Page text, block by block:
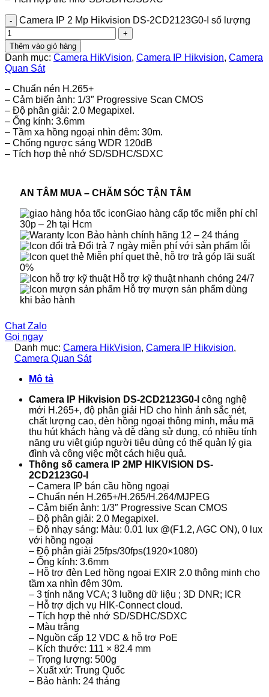
Camera IP 2 Mp Hikvision DS-2CD2123G0-I số lượng
Thêm vào giỏ hàng
Danh mục: Camera HikVision, Camera IP Hikvision, Camera
Quan Sát
– Chuẩn nén H.265+
– Cảm biến ảnh: 1/3″ Progressive Scan CMOS
– Độ phân giải: 2.0 Megapixel.
– Ống kính: 3.6mm
– Tầm xa hồng ngoại nhìn đêm: 30m.
– Chống ngược sáng WDR 120dB
– Tích hợp thẻ nhớ SD/SDHC/SDXC
AN TÂM MUA – CHĂM SÓC TẬN TÂM
Giao hàng cấp tốc miễn phí chỉ
30p – 2h tại Hcm
Bảo hành chính hãng 12 – 24 tháng
Đổi trả 7 ngày miễn phí với sản phẩm lỗi
Miễn phí quẹt thẻ, hỗ trợ trả góp lãi suất
0%
Hỗ trợ kỹ thuật nhanh chóng 24/7
Hỗ trợ mượn sản phẩm dùng
khi bảo hành
Chat Zalo
Gọi ngay
Danh mục: Camera HikVision, Camera IP Hikvision,
Camera Quan Sát
Mô tả
Camera IP Hikvision DS-2CD2123G0-I công nghệ
mới H.265+, độ phân giải HD cho hình ảnh sắc nét,
chất lượng cao, đèn hồng ngoại thông minh, mẫu mã
thu hút khách hàng và dễ dàng sử dụng, có nhiều tính
năng ưu việt giúp người tiêu dùng có thể quản lý gia
đình và công việc một cách hiệu quả.
Thông số camera IP 2MP HIKVISION DS-
2CD2123G0-I
– Camera IP bán cầu hồng ngoại
– Chuẩn nén H.265+/H.265/H.264/MJPEG
– Cảm biến ảnh: 1/3″ Progressive Scan CMOS
– Độ phân giải: 2.0 Megapixel.
– Độ nhạy sáng: Màu: 0.01 lux @(F1.2, AGC ON), 0 lux
với hồng ngoại
– Độ phân giải 25fps/30fps(1920×1080)
– Ống kính: 3.6mm
– Hỗ trợ đèn Led hồng ngoại EXIR 2.0 thông minh cho
tầm xa nhìn đêm 30m.
– 3 tính năng VCA; 3 luồng dữ liệu ; 3D DNR; ICR
– Hỗ trợ dịch vụ HIK-Connect cloud.
– Tích hợp thẻ nhớ SD/SDHC/SDXC
– Màu trắng
– Nguồn cấp 12 VDC & hỗ trợ PoE
– Kích thước: 111 × 82.4 mm
– Trọng lượng: 500g
– Xuất xứ: Trung Quốc
– Bảo hành: 24 tháng